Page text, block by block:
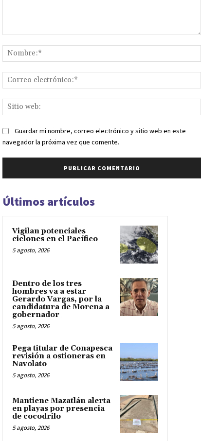
web:
Guardar mi nombre, correo electrónico y sitio web en este
navegador la próxima vez que comente.
Últimos artículos
Vigilan potenciales
ciclones en el Pacífico
5 agosto, 2026
Dentro de los tres
hombres va a estar
Gerardo Vargas, por la
candidatura de Morena a
gobernador
5 agosto, 2026
Pega titular de Conapesca
revisión a ostioneras en
Navolato
5 agosto, 2026
Mantiene Mazatlán alerta
en playas por presencia
de cocodrilo
5 agosto, 2026